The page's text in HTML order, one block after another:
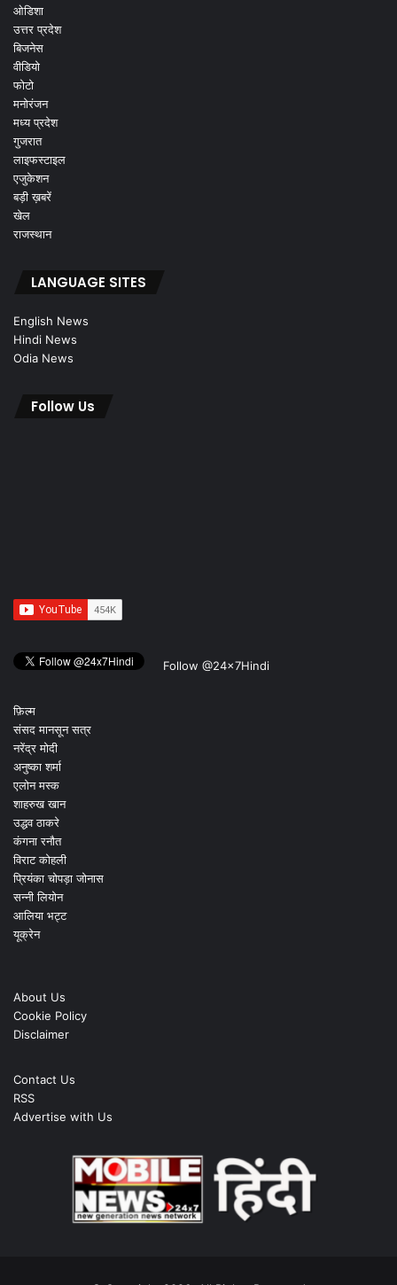
ओडिशा
उत्तर प्रदेश
बिजनेस
वीडियो
फोटो
मनोरंजन
मध्य प्रदेश
गुजरात
लाइफस्टाइल
एजुकेशन
बड़ी ख़बरें
खेल
राजस्थान
LANGUAGE SITES
English News
Hindi News
Odia News
Follow Us
Follow @24x7Hindi
फ़िल्म
संसद मानसून सत्र
नरेंद्र मोदी
अनुष्का शर्मा
एलोन मस्क
शाहरुख खान
उद्धव ठाकरे
कंगना रनौत
विराट कोहली
प्रियंका चोपड़ा जोनास
सन्नी लियोन
आलिया भट्ट
यूक्रेन
About Us
Cookie Policy
Disclaimer
Contact Us
RSS
Advertise with Us